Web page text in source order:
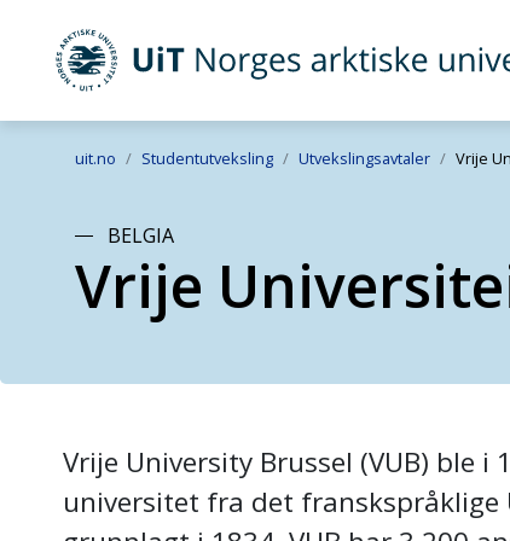
Gå til hovedinnhold
UiT Norges arktiske universitet
uit.no Studentutveksling Utvekslingsavtaler Vrije
BELGIA
Vrije
Vrije University Brussel (VUB) ble
universitet fra det franskspråklige